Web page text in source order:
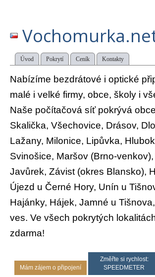
Úvod Pokrytí Ceník Kontakty
Nabízíme bezdrátové i optické
malé i velké firmy, obce, školy i
Naše počítačová síť pokrývá
Skalička, Všechovice, Drásov,
Lažany, Milonice, Lipůvka,
Svinošice, Maršov (Brno-
Javůrek, Závist (okres Blansko),
Újezd u Černé Hory, Unín u
Hajánky, Hájek, Jamné u
ves. Ve všech pokrytých
zdarma!
Mám zájem o připojení
Změřte si rychlost:
SPEEDMETER